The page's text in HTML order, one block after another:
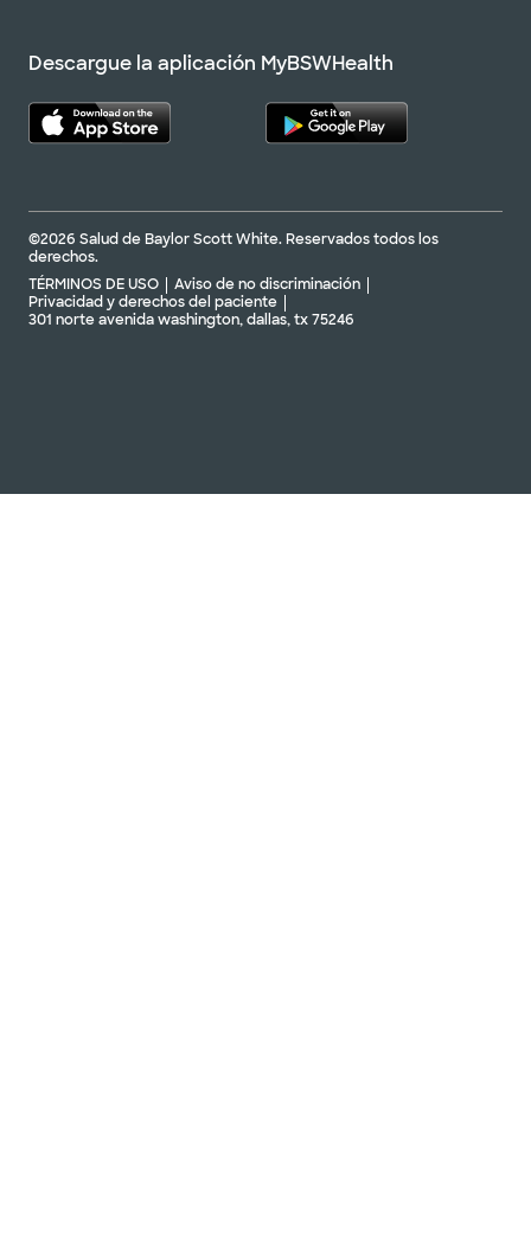
Descargue la aplicación MyBSWHealth
©2026 Salud de Baylor Scott White. Reservados todos los
derechos.
TÉRMINOS DE USO
Aviso de no discriminación
Privacidad y derechos del paciente
301 norte avenida washington, dallas, tx 75246